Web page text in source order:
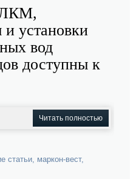
ЛКМ,
и установки
вод
доступны к
Читать полностью
статьи, маркон-вест,